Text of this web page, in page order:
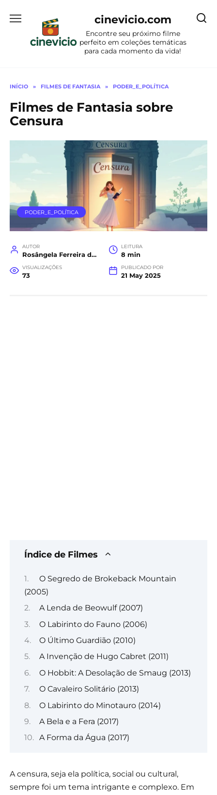
para
conteúdo
cinevicio.com
Encontre seu próximo filme
perfeito em coleções temáticas
para cada momento da vida!
INÍCIO » FILMES DE FANTASIA » PODER_E_POLÍTICA
Filmes de Fantasia sobre
Censura
PODER_E_POLÍTICA
AUTOR
Rosângela Ferreira da Costa
LEITURA
8 min
VISUALIZAÇÕES
73
PUBLICADO POR
21 May 2025
Índice de Filmes
O Segredo de Brokeback Mountain
(2005)
A Lenda de Beowulf (2007)
O Labirinto do Fauno (2006)
O Último Guardião (2010)
A Invenção de Hugo Cabret (2011)
O Hobbit: A Desolação de Smaug (2013)
O Cavaleiro Solitário (2013)
O Labirinto do Minotauro (2014)
A Bela e a Fera (2017)
A Forma da Água (2017)
A censura, seja ela política, social ou cultural,
sempre foi um tema intrigante e complexo. Em